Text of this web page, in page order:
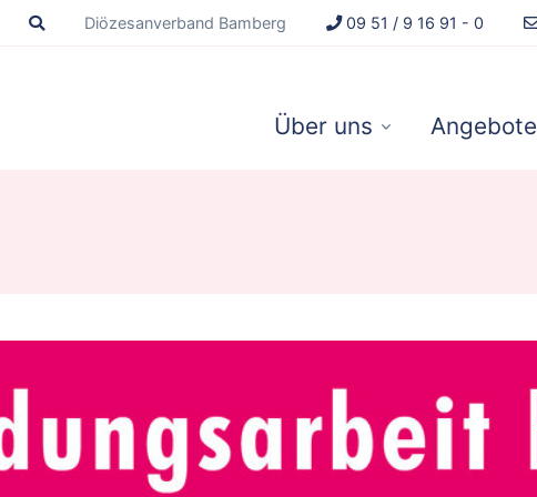
Diözesanverband Bamberg 09 51 / 9 16 91 - 0
Über uns Angebote